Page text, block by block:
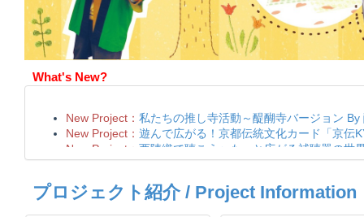
What's New?
プロジェクト紹介 / Project Information